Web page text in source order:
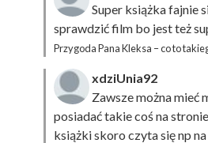
Super książka fajnie
sprawdzić film bo jest też
Przygoda Pana Kleksa – co to
xdziUnia92
Zawsze można mieć
posiadać takie coś na
książki skoro czyta się np